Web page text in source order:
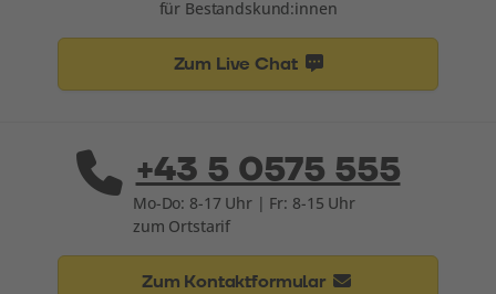
für Bestandskund:innen
Zum Live Chat
+43 5 0575 555
Mo-Do: 8-17 Uhr | Fr: 8-15 Uhr
zum Ortstarif
Zum Kontaktformular